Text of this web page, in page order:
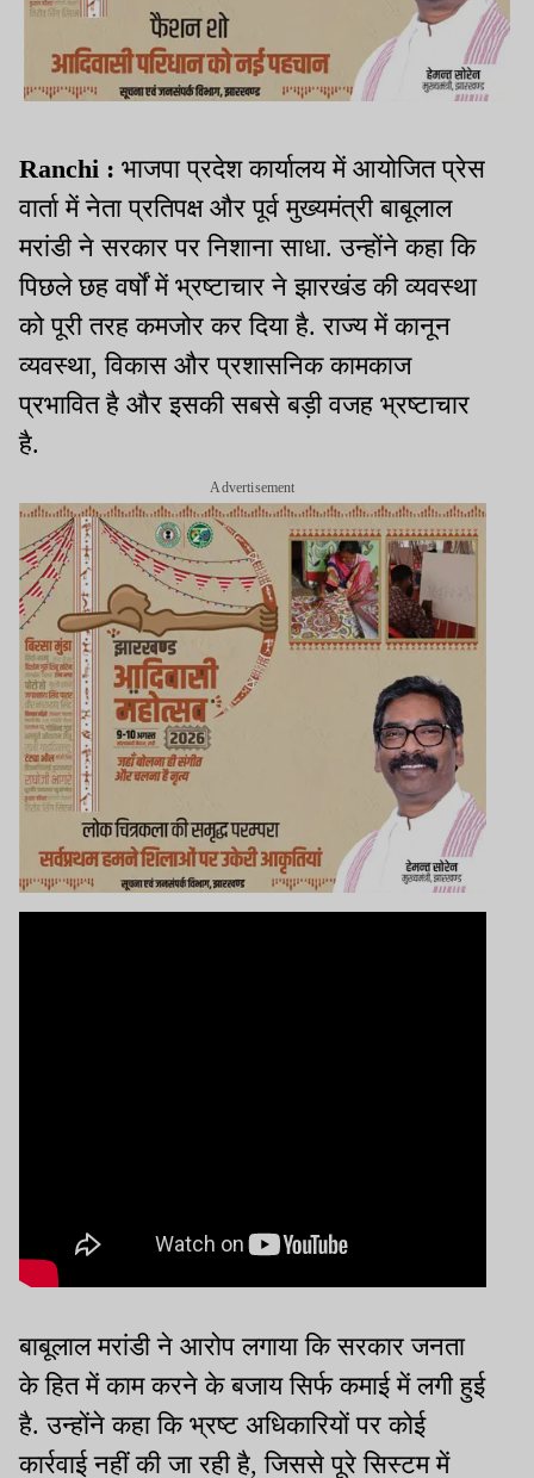
Ranchi : भाजपा प्रदेश कार्यालय में आयोजित प्रेस
वार्ता में नेता प्रतिपक्ष और पूर्व मुख्यमंत्री बाबूलाल
मरांडी ने सरकार पर निशाना साधा. उन्होंने कहा कि
पिछले छह वर्षों में भ्रष्टाचार ने झारखंड की व्यवस्था
को पूरी तरह कमजोर कर दिया है. राज्य में कानून
व्यवस्था, विकास और प्रशासनिक कामकाज
प्रभावित है और इसकी सबसे बड़ी वजह भ्रष्टाचार
है.
Advertisement
बाबूलाल मरांडी ने आरोप लगाया कि सरकार जनता
के हित में काम करने के बजाय सिर्फ कमाई में लगी हुई
है. उन्होंने कहा कि भ्रष्ट अधिकारियों पर कोई
कार्रवाई नहीं की जा रही है, जिससे पूरे सिस्टम में